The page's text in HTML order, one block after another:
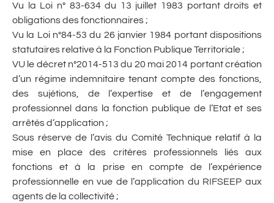
Vu la Loi n° 83-634 du 13 juillet 1983 portant droits et
obligations des fonctionnaires ;
Vu la Loi n°84-53 du 26 janvier 1984 portant dispositions
statutaires relative à la Fonction Publique Territoriale ;
VU le décret n°2014-513 du 20 mai 2014 portant création
d’un régime indemnitaire tenant compte des fonctions,
des sujétions, de l’expertise et de l’engagement
professionnel dans la fonction publique de l’Etat et ses
arrêtés d’application ;
Sous réserve de l’avis du Comité Technique relatif à la
mise en place des critères professionnels liés aux
fonctions et à la prise en compte de l’expérience
professionnelle en vue de l’application du RIFSEEP aux
agents de la collectivité ;